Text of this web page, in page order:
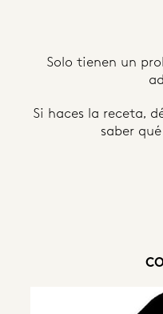
Solo tienen un
Si haces la receta,
saber